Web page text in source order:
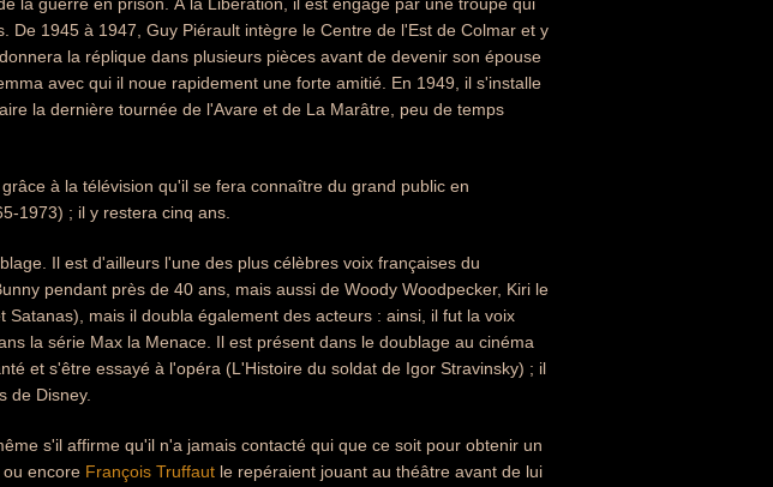
De 1945 à 1947, Guy Piérault intègre le Centre de l'Est de Colmar et y
la réplique dans plusieurs pièces avant de devenir son épouse
avec qui il noue rapidement une forte amitié. En 1949, il s'installe
la dernière tournée de l'Avare et de La Marâtre, peu de temps
à la télévision qu'il se fera connaître du grand public en
1973) ; il y restera cinq ans.
Il est d'ailleurs l'une des plus célèbres voix françaises du
pendant près de 40 ans, mais aussi de Woody Woodpecker, Kiri le
mais il doubla également des acteurs : ainsi, il fut la voix
la série Max la Menace. Il est présent dans le doublage au cinéma
et s'être essayé à l'opéra (L'Histoire du soldat de Igor Stravinsky) ; il
de Disney.
s'il affirme qu'il n'a jamais contacté qui que ce soit pour obtenir un
ou encore François Truffaut le repéraient jouant au théâtre avant de lui